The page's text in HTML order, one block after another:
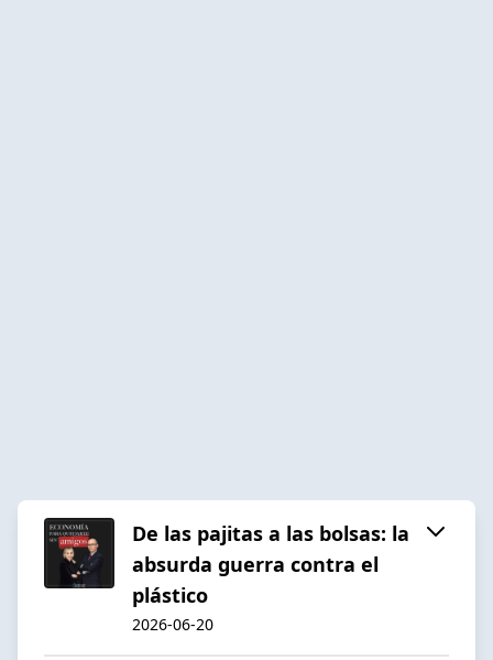
De las pajitas a las bolsas: la
absurda guerra contra el
plástico
2026-06-20